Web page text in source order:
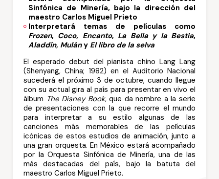
Sinfónica de Minería, bajo la dirección del
maestro Carlos Miguel Prieto
Interpretará temas de películas como
Frozen, Coco, Encanto, La Bella y la Bestia,
Aladdín, Mulány El libro de la selva
El esperado debut del pianista chino Lang Lang
(Shenyang, China; 1982) en el Auditorio Nacional
sucederá el próximo 3 de octubre, cuando llegue
con su actual gira al país para presentar en vivo el
álbum The Disney Book, que da nombre a la serie
de presentaciones con la que recorre el mundo
para interpretar a su estilo algunas de las
canciones más memorables de las películas
icónicas de estos estudios de animación, junto a
una gran orquesta. En México estará acompañado
por la Orquesta Sinfónica de Minería, una de las
más destacadas del país, bajo la batuta del
maestro Carlos Miguel Prieto.